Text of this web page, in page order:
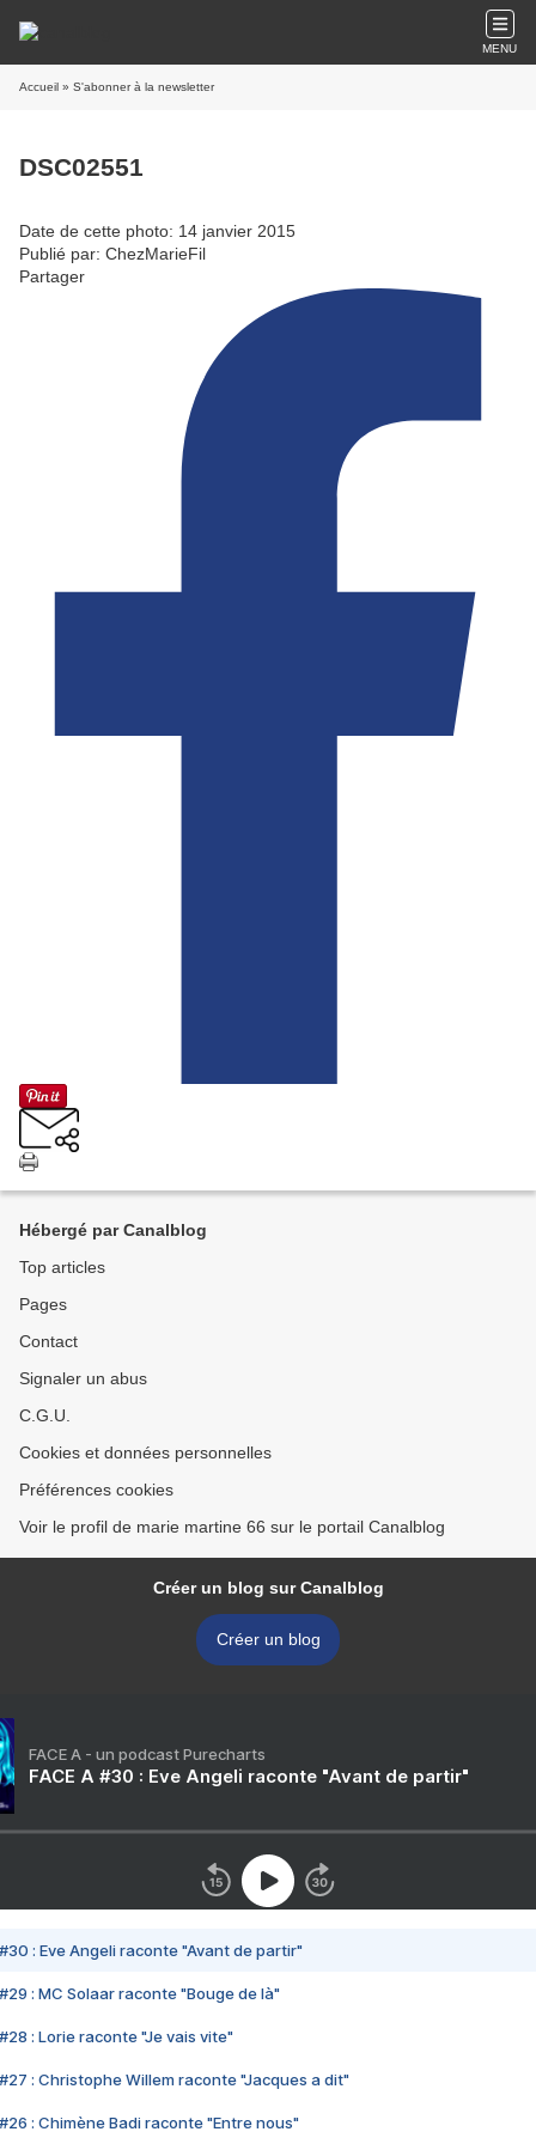
MENU
Accueil » S'abonner à la newsletter
DSC02551
Date de cette photo: 14 janvier 2015
Publié par: ChezMarieFil
Partager
Hébergé par Canalblog
Top articles
Pages
Contact
Signaler un abus
C.G.U.
Cookies et données personnelles
Préférences cookies
Voir le profil de marie martine 66 sur le portail Canalblog
Créer un blog sur Canalblog
Créer un blog
FACE A - un podcast Purecharts
FACE A #30 : Eve Angeli raconte "Avant de partir"
#30 : Eve Angeli raconte "Avant de partir"
#29 : MC Solaar raconte "Bouge de là"
#28 : Lorie raconte "Je vais vite"
#27 : Christophe Willem raconte "Jacques a dit"
#26 : Chimène Badi raconte "Entre nous"